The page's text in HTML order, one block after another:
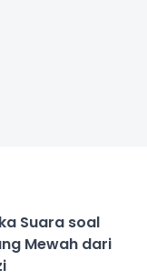
Suara soal
Mewah dari